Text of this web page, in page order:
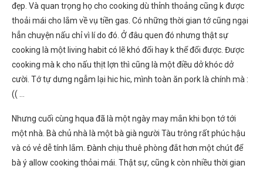
đẹp. Và quan trọng họ cho cooking dù thỉnh thoảng cũng k được
thoải mái cho lắm về vụ tiền gas. Có những thời gian tớ cũng ngại
hẳn chuyện nấu chỉ vì lí do đó. Ở đâu quen đó nhưng thật sự
cooking là một living habit có lẽ khó đổi hay k thể đổi được. Được
cooking mà k cho nấu thịt lợn thì cũng là một điều dở khóc dở
cười. Tớ tự dưng ngẫm lại hic hic, mình toàn ăn pork là chính mà :
(( …
Nhưng cuối cùng hqua đã là một ngày may mắn khi bọn tớ tới
một nhà. Bà chủ nhà là một bà già người Tàu trông rất phúc hậu
và có vẻ dễ tính lắm. Đành chịu thuê phòng đắt hơn một chút để
bà ý allow cooking thỏai mái. Thật sự, cũng k còn nhiều thời gian